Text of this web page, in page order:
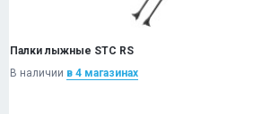
Палки лыжные STC RS
В наличии в 4 магазинах